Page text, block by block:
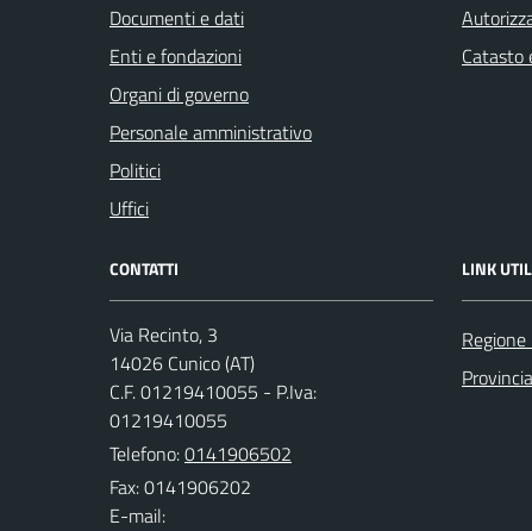
Documenti e dati
Enti e fondazioni
Organi di governo
Personale amministrativo
Politici
Uffici
Catasto
CONTATTI
Via Recinto, 3
14026 Cunico (AT)
C.F. 01219410055 - P.Iva:
01219410055
Telefono:0141906502
Fax: 0141906202
E-mail:
LINK